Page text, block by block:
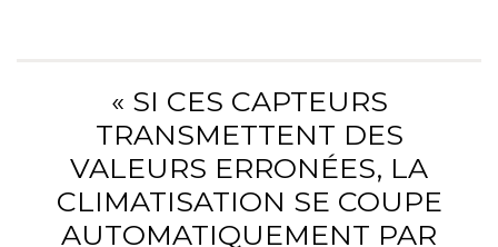
« SI CES CAPTEURS
TRANSMETTENT DES
VALEURS ERRONÉES, LA
CLIMATISATION SE COUPE
AUTOMATIQUEMENT PAR